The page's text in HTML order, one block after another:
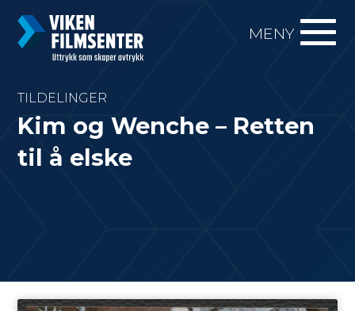
MENY
TILDELINGER
Kim og Wenche – Retten
til å elske